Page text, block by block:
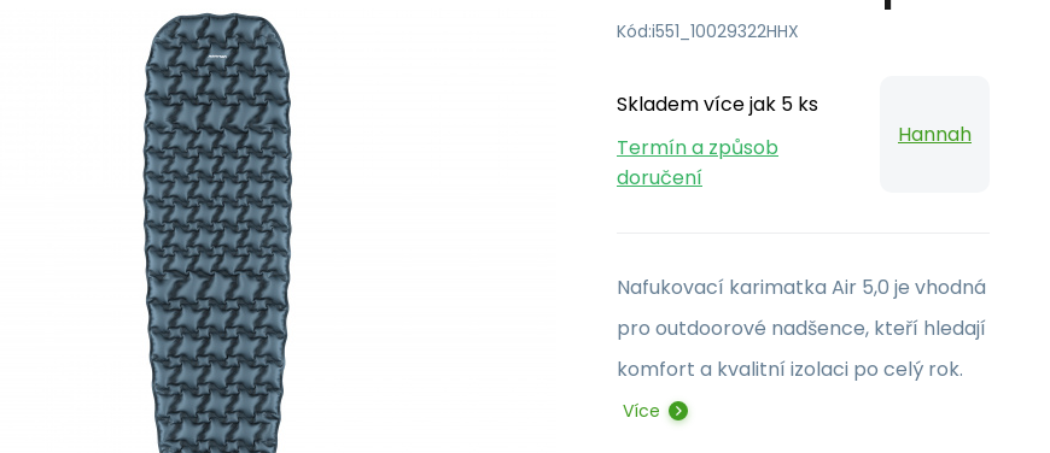
Kód:i551_10029322HHX
Skladem více jak 5 ks
Termín a způsob
doručení
Hannah
Nafukovací karimatka Air 5,0 je vhodná
pro outdoorové nadšence, kteří hledají
komfort a kvalitní izolaci po celý rok.
Více